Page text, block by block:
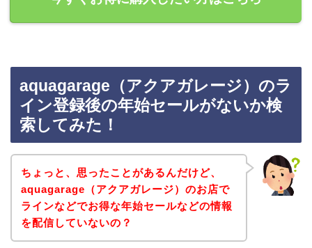
aquagarage（アクアガレージ）のラ
イン登録後の年始セールがないか検
索してみた！
ちょっと、思ったことがあるんだけど、
aquagarage（アクアガレージ）のお店で
ラインなどでお得な年始セールなどの情報
を配信していないの？